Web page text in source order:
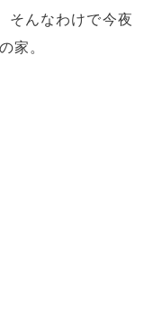
そんなわけで今夜
家。